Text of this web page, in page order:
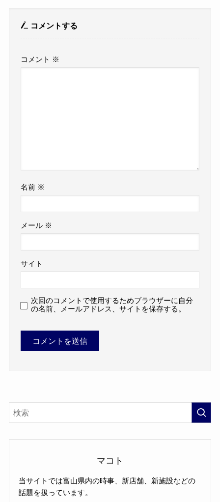
コメントする
コメント ※
名前 ※
メール ※
サイト
次回のコメントで使用するためブラウザーに自分
の名前、メールアドレス、サイトを保存する。
マコト
当サイトでは富山県内の時事、新店舗、新施設などの
話題を扱っています。